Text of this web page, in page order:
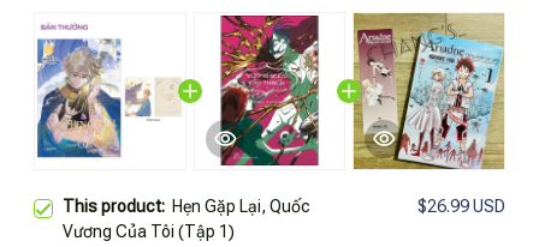
This product: Hẹn Gặp Lại, Quốc
Vương Của Tôi (Tập 1)
$26.99 USD